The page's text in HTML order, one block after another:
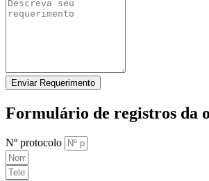
Enviar Requerimento
Formulário de registros da
Nº protocolo